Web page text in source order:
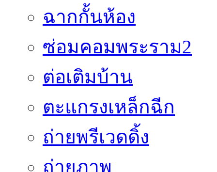
ฉากกั้นห้อง
ซ่อมคอมพระราม2
ต่อเติมบ้าน
ตะแกรงเหล็กฉีก
ถ่ายพรีเวดดิ้ง
ถ่ายภาพ